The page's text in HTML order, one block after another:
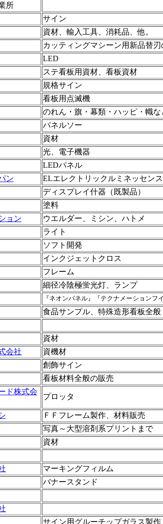
所
サイン
資材、輸入工具、消耗品、他。
カッティングマシーン用新品替刃
LED
ステ看板用資材、看板資材
規格サイン
看板用点滅機
のれん・旗・幕類・ハッピ・幟な
パネルソー
資材
光、電子機器
LEDパネル
ン
ELエレクトリックルミネッセンス
ディスプレイ什器（既製品）
塗料
ョン
ウエルダー、ミシン、ハトメ
ライト
ソフト開発
インクジェットクロス
フレーム
細径冷陰極蛍光灯、ランプ
『ネオンパネル』『テクナメーションフ
食品サンプル、特殊造形看板全般
資材
会社
資機材
創飾サイン
看板材料全般の販売
ド株式会
プロッタ
ＦＦフレーム製作、材料販売
写真～大型溶剤系プリントまで
資材
マーキングフィルム
バナースタンド
サイン用グルーチップガラス製作